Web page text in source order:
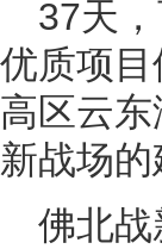
37天
优质项
高区云东
新战场的
佛北